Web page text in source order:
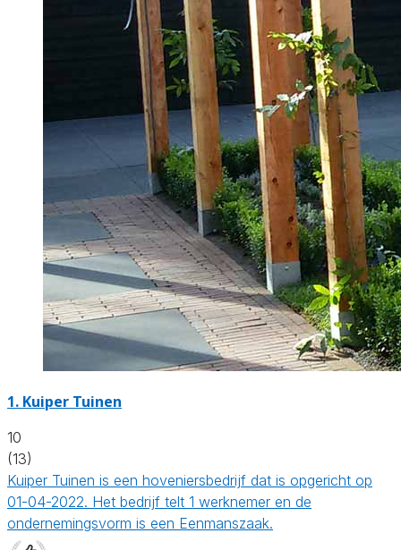
1. Kuiper Tuinen
10
(13)
Kuiper Tuinen is een hoveniersbedrijf dat is opgericht op
01-04-2022. Het bedrijf telt 1 werknemer en de
ondernemingsvorm is een Eenmanszaak.